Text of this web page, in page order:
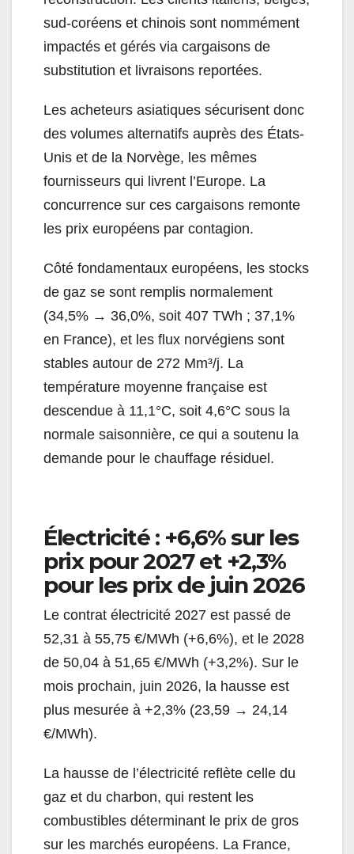
sud-coréens et chinois sont nommément
impactés et gérés via cargaisons de
substitution et livraisons reportées.
Les acheteurs asiatiques sécurisent donc
des volumes alternatifs auprès des États-
Unis et de la Norvège, les mêmes
fournisseurs qui livrent l’Europe. La
concurrence sur ces cargaisons remonte
les prix européens par contagion.
Côté fondamentaux européens, les stocks
de gaz se sont remplis normalement
(34,5% → 36,0%, soit 407 TWh ; 37,1%
en France), et les flux norvégiens sont
stables autour de 272 Mm³/j. La
température moyenne française est
descendue à 11,1°C, soit 4,6°C sous la
normale saisonnière, ce qui a soutenu la
demande pour le chauffage résiduel.
Électricité : +6,6% sur les
prix pour 2027 et +2,3%
pour les prix de juin 2026
Le contrat électricité 2027 est passé de
52,31 à 55,75 €/MWh (+6,6%), et le 2028
de 50,04 à 51,65 €/MWh (+3,2%). Sur le
mois prochain, juin 2026, la hausse est
plus mesurée à +2,3% (23,59 → 24,14
€/MWh).
La hausse de l’électricité reflète celle du
gaz et du charbon, qui restent les
combustibles déterminant le prix de gros
sur les marchés européens. La France,